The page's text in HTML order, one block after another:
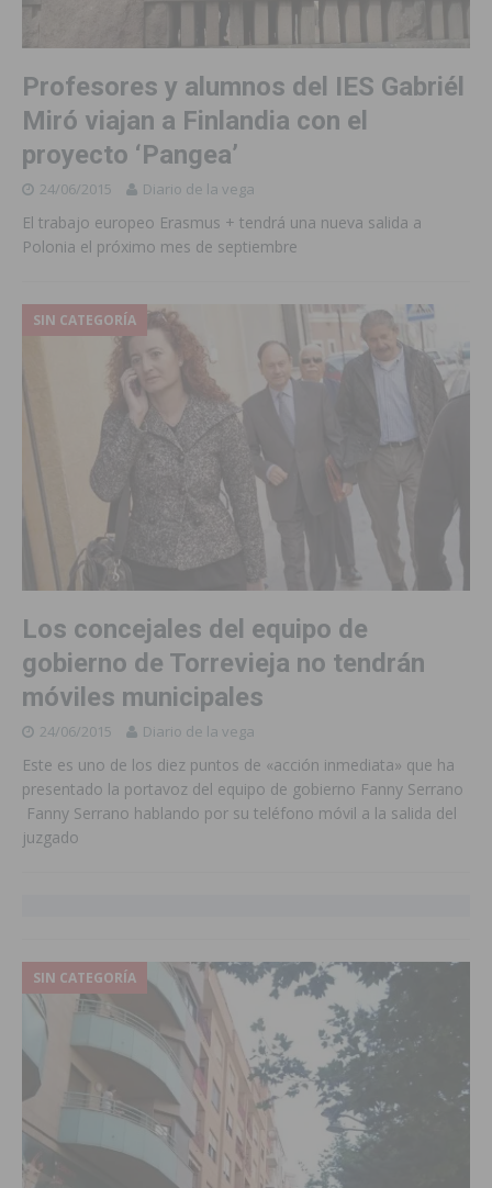
Profesores y alumnos del IES Gabriél
Miró viajan a Finlandia con el
proyecto ‘Pangea’
24/06/2015 Diario de la vega
El trabajo europeo Erasmus + tendrá una nueva salida a
Polonia el próximo mes de septiembre
SIN CATEGORÍA
Los concejales del equipo de
gobierno de Torrevieja no tendrán
móviles municipales
24/06/2015 Diario de la vega
Este es uno de los diez puntos de «acción inmediata» que ha
presentado la portavoz del equipo de gobierno Fanny Serrano
Fanny Serrano hablando por su teléfono móvil a la salida del
juzgado
SIN CATEGORÍA